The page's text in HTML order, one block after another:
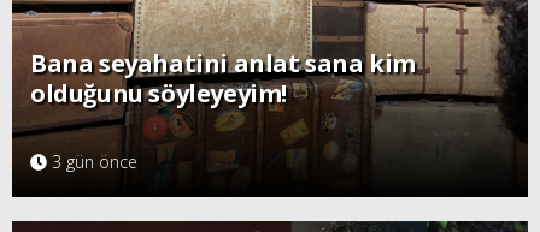
Bana seyahatini anlat sana kim
olduğunu söyleyeyim!
3 gün önce